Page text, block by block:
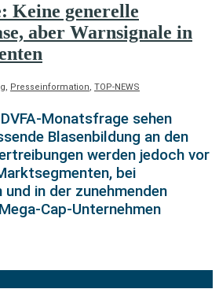
Keine generelle
aber Warnsignale in
, Presseinformation, TOP-NEWS
Monatsfrage sehen
Blasenbildung an den
werden jedoch vor
bei
in der zunehmenden
Cap-Unternehmen